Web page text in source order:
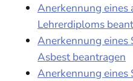
Anerkennung eines
Lehrerdiploms
Anerkennung eines
Asbest beantragen
Anerkennung eines